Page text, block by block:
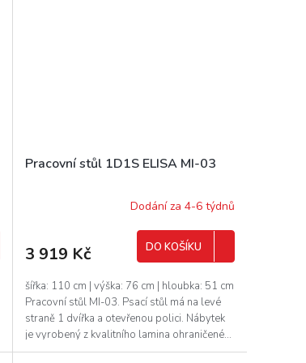
Pracovní stůl 1D1S ELISA MI-03
Dodání za 4-6 týdnů
3 919 Kč DO KOŠÍKU
šířka: 110 cm | výška: 76 cm | hloubka: 51 cm
Pracovní stůl MI-03. Psací stůl má na levé
straně 1 dvířka a otevřenou polici. Nábytek
je vyrobený z kvalitního lamina ohraničené...